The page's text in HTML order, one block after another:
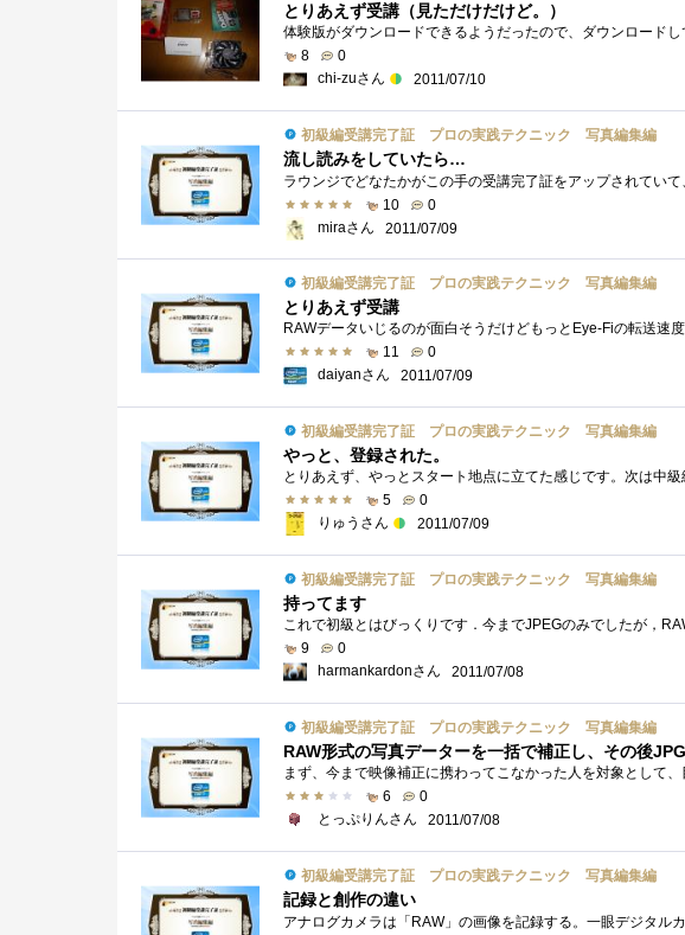
とりあえず受講（見ただけだけど。）
8
0
chi-zuさん
2011/07/10
初級編受講完了証 プロの実践テクニック 写真編集編
流し読みをしていたら…
10
0
miraさん
2011/07/09
初級編受講完了証 プロの実践テクニック 写真編集編
とりあえず受講
RAWデータいじるのが面白そうだけどもっとEye-Fiの転送速
11
0
daiyanさん
2011/07/09
初級編受講完了証 プロの実践テクニック 写真編集編
やっと、登録された。
とりあえず、やっとスタート地点に立てた感じです。次は中
5
0
りゅうさん
2011/07/09
初級編受講完了証 プロの実践テクニック 写真編集編
持ってます
9
0
harmankardonさん
2011/07/08
初級編受講完了証 プロの実践テクニック 写真編集編
RAW形式の写真データーを一括で補正し、その後
6
0
とっぷりんさん
2011/07/08
初級編受講完了証 プロの実践テクニック 写真編集編
記録と創作の違い